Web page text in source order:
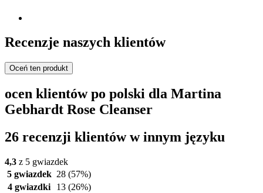
Recenzje naszych klientów
Oceń ten produkt
ocen klientów po polski dla Martina
Gebhardt Rose Cleanser
26 recenzji klientów w innym języku
4,3 z 5 gwiazdek
5 gwiazdek 28 (57%)
4 gwiazdki
13 (26%)